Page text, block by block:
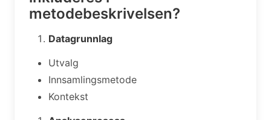
metodebeskrivelsen?
Datagrunnlag
Utvalg
Innsamlingsmetode
Kontekst